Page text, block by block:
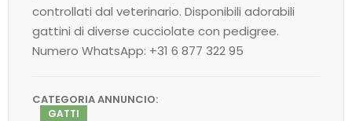
controllati dal veterinario. Disponibili adorabili
gattini di diverse cucciolate con pedigree.
Numero WhatsApp: +31 6 877 322 95
CATEGORIA ANNUNCIO:
GATTI